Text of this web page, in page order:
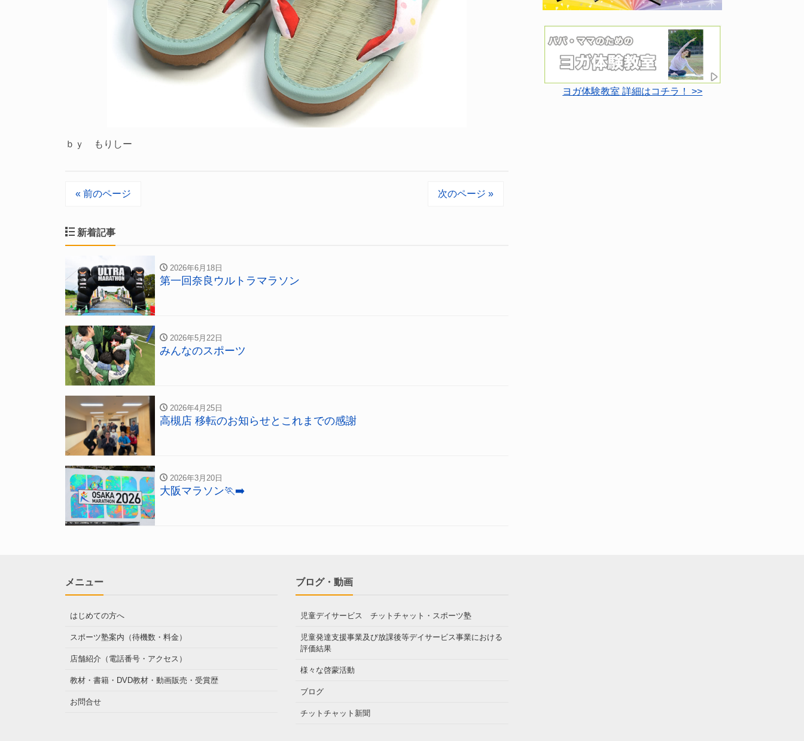
ｂｙ もりしー
« 前のページ 次のページ »
新着記事
2026年6月18日
第一回奈良ウルトラマラソン
2026年5月22日
みんなのスポーツ
2026年4月25日
高槻店 移転のお知らせとこれまでの感謝
2026年3月20日
大阪マラソン🏃‍➡️
ヨガ体験教室 詳細はコチラ！ >>
メニュー
はじめての方へ
スポーツ塾案内（待機数・料金）
店舗紹介（電話番号・アクセス）
教材・書籍・DVD教材・動画販売・受賞歴
お問合せ
ブログ・動画
児童デイサービス チットチャット・スポーツ塾
児童発達支援事業及び放課後等デイサービス事業における
評価結果
様々な啓蒙活動
ブログ
チットチャット新聞